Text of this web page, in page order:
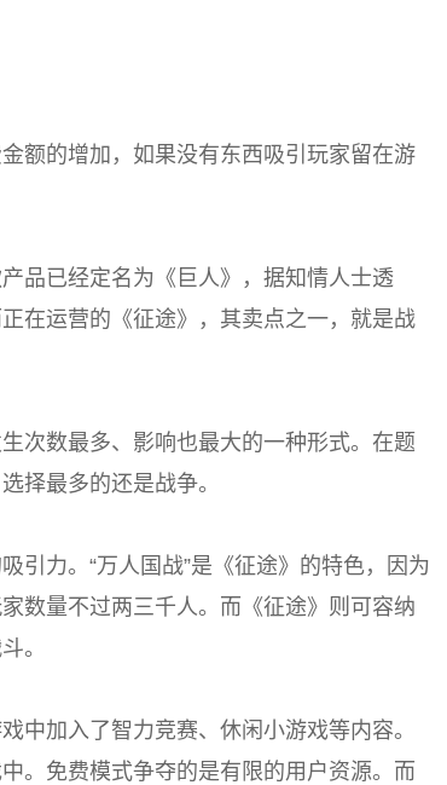
额的增加，如果没有东西吸引玩家留在游
品已经定名为《巨人》，据知情人士透
在运营的《征途》，其卖点之一，就是战
次数最多、影响也最大的一种形式。在题
择最多的还是战争。
引力。“万人国战”是《征途》的特色，因为
数量不过两三千人。而《征途》则可容纳
。
中加入了智力竞赛、休闲小游戏等内容。
。免费模式争夺的是有限的用户资源。而